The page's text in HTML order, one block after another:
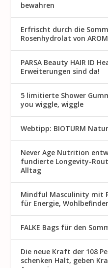
bewahren
Erfrischt durch die
Rosenhydrolat von
PARSA Beauty HAIR ID
Erweiterungen sind da!
5 limitierte Shower
you wiggle, wiggle
Webtipp: BIOTURM
Never Age Nutrition
fundierte Longevity-
Alltag
Mindful Masculinity mit
für Energie,
FALKE Bags für den
Die neue Kraft der 108
schenken Halt, geben